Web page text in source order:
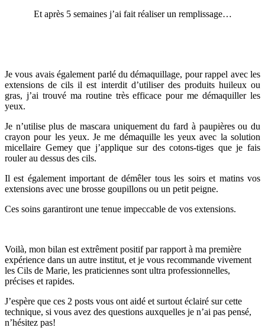
Et après 5 semaines j’ai fait réaliser un remplissage…
Je vous avais également parlé du démaquillage, pour rappel avec les
extensions de cils il est interdit d’utiliser des produits huileux ou
gras, j’ai trouvé ma routine très efficace pour me démaquiller les
yeux.
Je n’utilise plus de mascara uniquement du fard à paupières ou du
crayon pour les yeux. Je me démaquille les yeux avec la solution
micellaire Gemey que j’applique sur des cotons-tiges que je fais
rouler au dessus des cils.
Il est également important de démêler tous les soirs et matins vos
extensions avec une brosse goupillons ou un petit peigne.
Ces soins garantiront une tenue impeccable de vos extensions.
Voilà, mon bilan est extrêment positif par rapport à ma première
expérience dans un autre institut, et je vous recommande vivement
les Cils de Marie, les praticiennes sont ultra professionnelles,
précises et rapides.
J’espère que ces 2 posts vous ont aidé et surtout éclairé sur cette
technique, si vous avez des questions auxquelles je n’ai pas pensé,
n’hésitez pas!